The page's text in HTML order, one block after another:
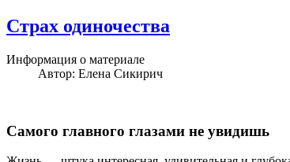
Страх одиночества
Информация о материале
Автор: Елена Сикирич
Самого главного глазами не увидишь